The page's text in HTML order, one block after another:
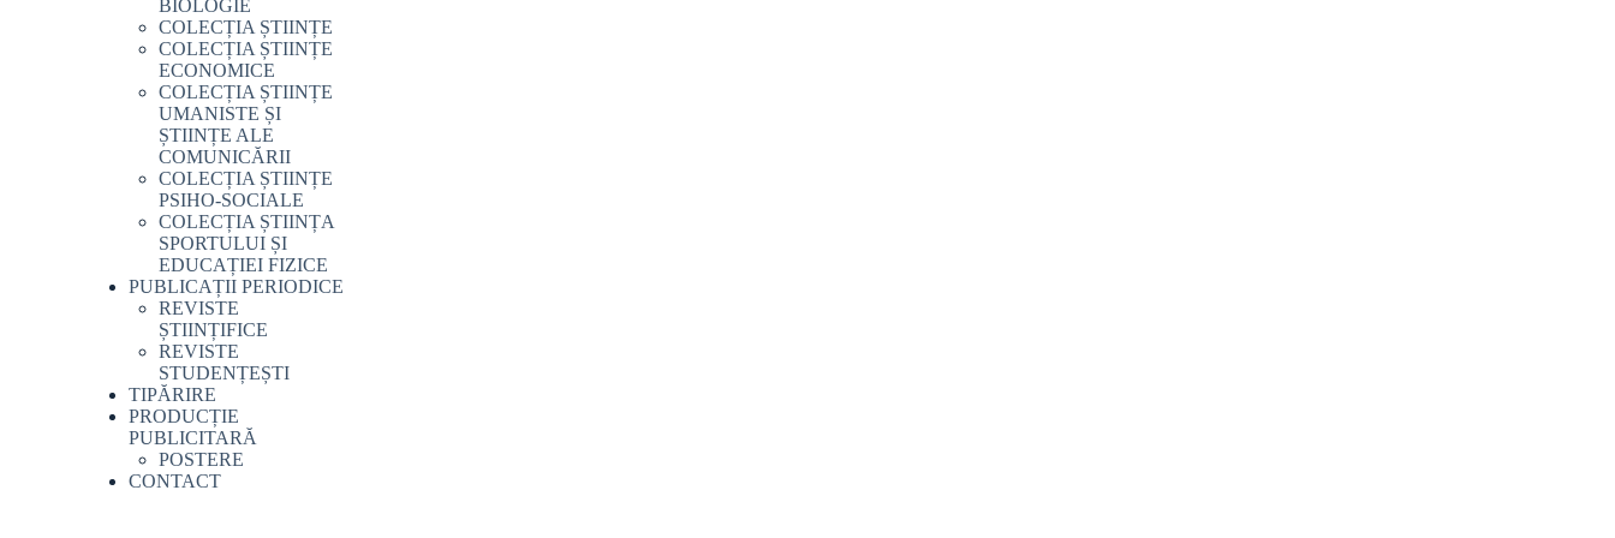
BIOLOGIE
COLECȚIA ȘTIINȚE
COLECȚIA ȘTIINȚE
ECONOMICE
COLECȚIA ȘTIINȚE
UMANISTE ȘI
ȘTIINȚE ALE
COMUNICĂRII
COLECȚIA ȘTIINȚE
PSIHO-SOCIALE
COLECȚIA ȘTIINȚA
SPORTULUI ȘI
EDUCAȚIEI FIZICE
PUBLICAȚII PERIODICE
REVISTE
ȘTIINȚIFICE
REVISTE
STUDENȚEȘTI
TIPĂRIRE
PRODUCȚIE
PUBLICITARĂ
POSTERE
CONTACT